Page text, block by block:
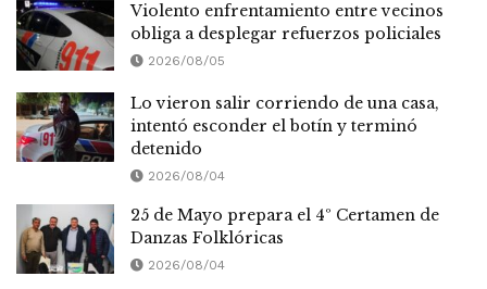
Violento enfrentamiento entre vecinos
obliga a desplegar refuerzos policiales
2026/08/05
Lo vieron salir corriendo de una casa,
intentó esconder el botín y terminó
detenido
2026/08/04
25 de Mayo prepara el 4º Certamen de
Danzas Folklóricas
2026/08/04